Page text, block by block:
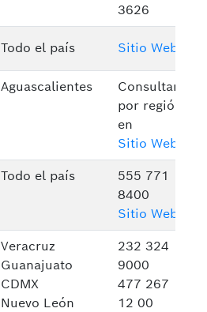
3626
Todo el país Sitio Web
Aguascalientes
Consultar
por región
en
Sitio Web
Todo el país
555 771
8400
Sitio Web
Veracruz
Guanajuato
CDMX
Nuevo León
232 324
9000
477 267
12 00